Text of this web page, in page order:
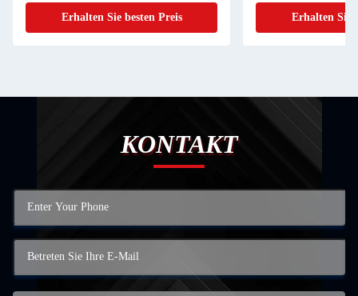
Erhalten Sie besten Preis Erhalten Sie
KONTAKT